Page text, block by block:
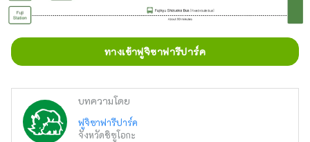
ทางเข้าฟูจิซาฟารีปาร์ค
บทความโดย
ฟูจิซาฟารีปาร์ค
จังหวัดชิซูโอกะ